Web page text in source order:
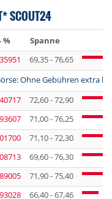
SCOUT24
%
Spanne
69,35 - 76,65
Ohne Gebühren extra
72,60 - 72,90
71,00 - 76,25
71,10 - 72,30
69,60 - 76,30
71,90 - 75,40
66,40 - 67,46